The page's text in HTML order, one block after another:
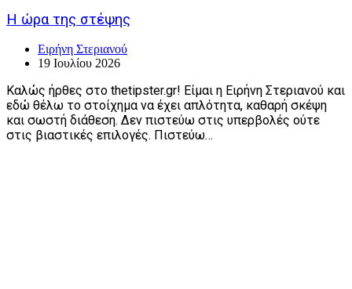
Η ώρα της στέψης
Ειρήνη Στεριανού
19 Ιουλίου 2026
Καλώς ήρθες στο thetipster.gr! Είμαι η Ειρήνη Στεριανού και
εδώ θέλω το στοίχημα να έχει απλότητα, καθαρή σκέψη
και σωστή διάθεση. Δεν πιστεύω στις υπερβολές ούτε
στις βιαστικές επιλογές. Πιστεύω…